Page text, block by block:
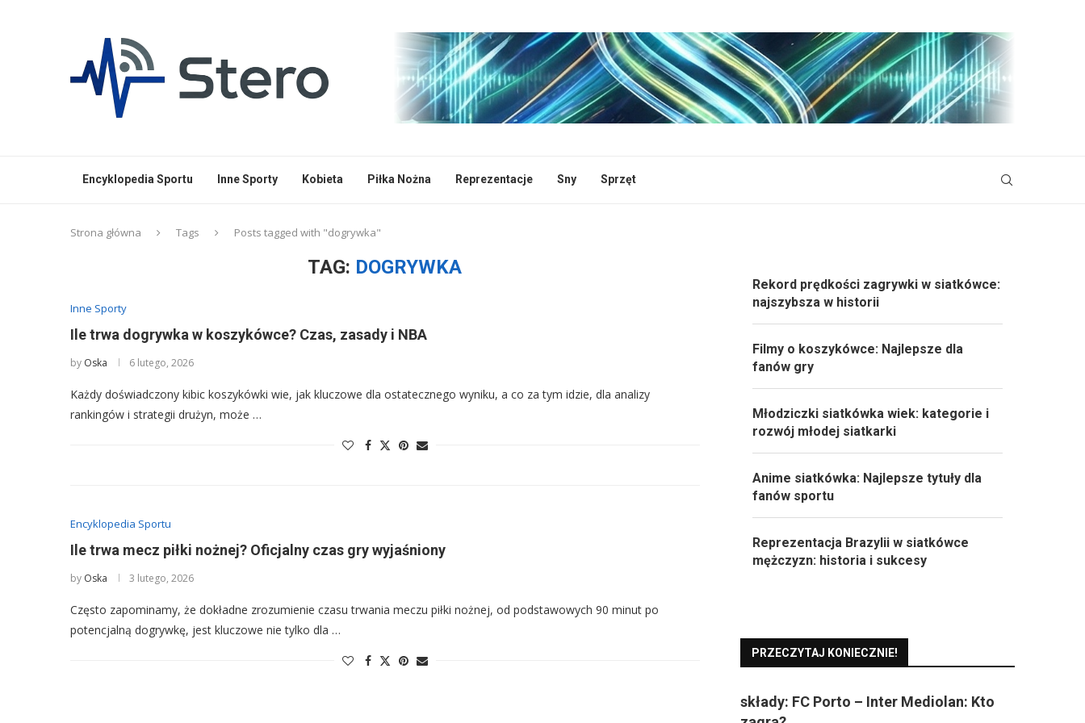
Encyklopedia Sportu Inne Sporty Kobieta Piłka Nożna Reprezentacje Sny Sprzęt
Strona główna Tags Posts tagged with "dogrywka"
TAG: DOGRYWKA
Inne Sporty
Ile trwa dogrywka w koszykówce? Czas, zasady i NBA
by Oska 6 lutego, 2026
Każdy doświadczony kibic koszykówki wie, jak kluczowe dla ostatecznego wyniku, a co za tym idzie, dla analizy
rankingów i strategii drużyn, może …
Encyklopedia Sportu
Ile trwa mecz piłki nożnej? Oficjalny czas gry wyjaśniony
by Oska 3 lutego, 2026
Często zapominamy, że dokładne zrozumienie czasu trwania meczu piłki nożnej, od podstawowych 90 minut po
potencjalną dogrywkę, jest kluczowe nie tylko dla …
Rekord prędkości zagrywki w siatkówce:
najszybsza w historii
Filmy o koszykówce: Najlepsze dla
fanów gry
Młodziczki siatkówka wiek: kategorie i
rozwój młodej siatkarki
Anime siatkówka: Najlepsze tytuły dla
fanów sportu
Reprezentacja Brazylii w siatkówce
mężczyzn: historia i sukcesy
PRZECZYTAJ KONIECZNIE!
składy: FC Porto – Inter Mediolan: Kto